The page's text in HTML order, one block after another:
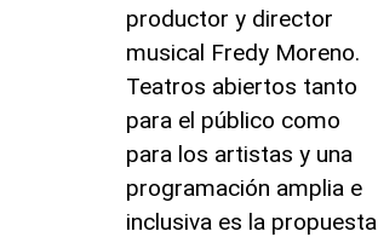
productor y director
musical Fredy Moreno.
Teatros abiertos tanto
para el público como
para los artistas y una
programación amplia e
inclusiva es la propuesta